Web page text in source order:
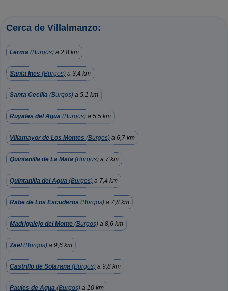
Cerca de Villalmanzo:
Lerma (Burgos) a 2,8 km
Santa Ines (Burgos) a 3,4 km
Santa Cecilia (Burgos) a 5,1 km
Ruyales del Agua (Burgos) a 5,5 km
Villamayor de Los Montes (Burgos) a 6,7 km
Quintanilla de La Mata (Burgos) a 7 km
Quintanilla del Agua (Burgos) a 7,4 km
Rabe de Los Escuderos (Burgos) a 7,8 km
Madrigalejo del Monte (Burgos) a 8,6 km
Zael(Burgos) a 9,6 km
Castrillo de Solarana (Burgos) a 9,8 km
Paules de Agua (Burgos) a 10 km